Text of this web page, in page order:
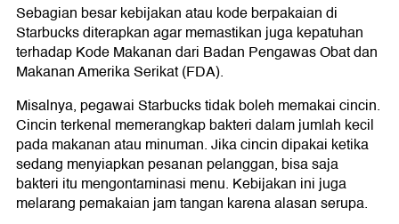
Sebagian besar kebijakan atau kode berpakaian di
Starbucks diterapkan agar memastikan juga kepatuhan
terhadap Kode Makanan dari Badan Pengawas Obat dan
Makanan Amerika Serikat (FDA).
Misalnya, pegawai Starbucks tidak boleh memakai cincin.
Cincin terkenal memerangkap bakteri dalam jumlah kecil
pada makanan atau minuman. Jika cincin dipakai ketika
sedang menyiapkan pesanan pelanggan, bisa saja
bakteri itu mengontaminasi menu. Kebijakan ini juga
melarang pemakaian jam tangan karena alasan serupa.